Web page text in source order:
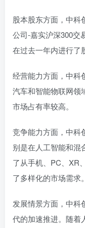
股本股东方面，中科
公司-嘉实沪深300交
在过去一年内进行了
经营能力方面，中科
汽车和智能物联网领
市场占有率较高。
竞争能力方面，中科
别是在人工智能和混
了从手机、PC、XR
了多样化的市场需求。
发展情景方面，中科
代的加速推进。随着